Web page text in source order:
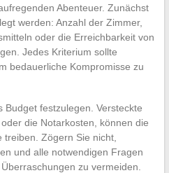
Abenteuer. Zunächst
werden: Anzahl der Zimmer,
oder die Erreichbarkeit von
Jedes Kriterium sollte
bedauerliche Kompromisse zu
Budget festzulegen. Versteckte
die Notarkosten, können die
Zögern Sie nicht,
und alle notwendigen Fragen
zu vermeiden.